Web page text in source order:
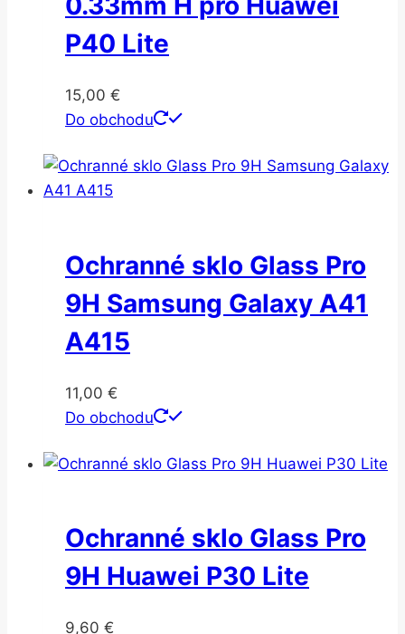
P40 Lite
15,00 €
Do obchodu
Ochranné sklo Glass Pro
9H Samsung Galaxy A41
A415
11,00 €
Do obchodu
Ochranné sklo Glass Pro
9H Huawei P30 Lite
9,60 €